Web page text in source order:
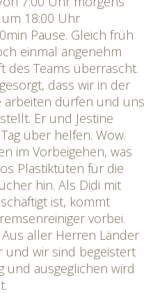
18:00 Uhr
Pause. Gleich früh
einmal angenehm
des Teams überrascht.
dass wir in der
arbeiten dürfen und uns
Er und Jestine
über helfen. Wow.
im Vorbeigehen, was
Plastiktüten für die
hin. Als Didi mit
ist, kommt
vorbei.
Aus aller Herren Länder
und wir sind begeistert
und ausgeglichen wird